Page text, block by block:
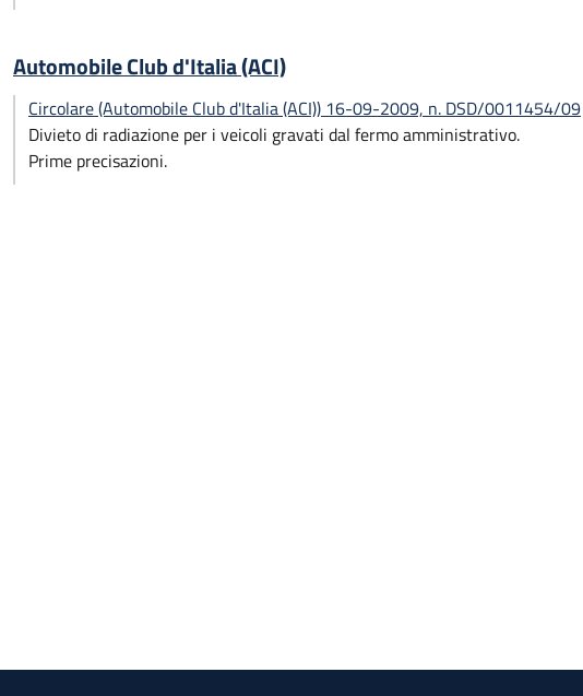
Automobile Club d'Italia (ACI)
Circolare (Automobile Club d'Italia (ACI)) 16-09-2009, n. DSD/0011454/09
Divieto di radiazione per i veicoli gravati dal fermo amministrativo.
Prime precisazioni.